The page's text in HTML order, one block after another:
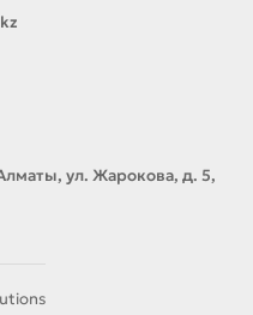
ул. Жарокова, д. 5,